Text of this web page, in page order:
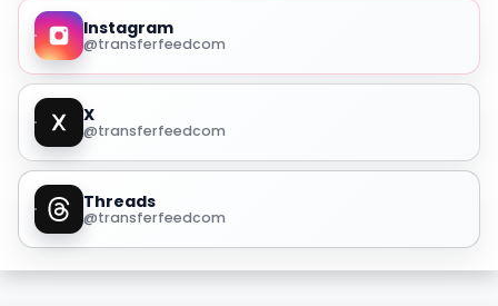
Instagram
@transferfeedcom
X
@transferfeedcom
Threads
@transferfeedcom